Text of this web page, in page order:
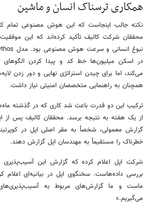
همکاری ترسناک انسان و ماشین
نکته جالب اینجاست که این هوش مصنوعی تمام کار
محققان شرکت کالیف تأکید کرده‌اند که این
در اسکن میلیون‌ها خط کد و پیدا کردن الگوهای
می‌کند، اما برای چیدن استراتژی نهایی و دور زدن
همچنان به راهنمایی متخصصان امنیتی نیاز داشت.
ترکیب این دو قدرت باعث شد کاری که در گذشته
از یک هفته به نتیجه برسد. محققان کالیف پس از
گزارش معمولی، شخصاً به مقر اصلی اپل در
خطرناک را مستقیماً به مهندسان اپل گزارش دهند.
شرکت اپل اعلام کرده که گزارش این آسیب‌پذیری
بررسی داده‌هاست. سخنگوی اپل در بیانیه‌ای اعلام
ماست و ما گزارش‌های مربوط به
می‌گیریم.»